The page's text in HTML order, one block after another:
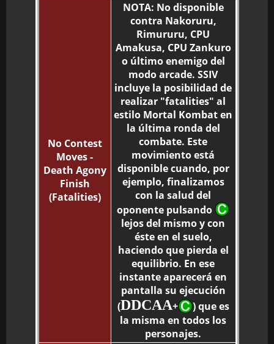
No Contest
Moves -
Death Agony
Finish
(Fatalities)
NOTA: No disponible
contra Nakoruru,
Rimururu, CPU
Amakusa, CPU Zankuro
o último enemigo del
modo arcade. SSIV
incluye la posibilidad de
realizar "fatalities" al
estilo Mortal Kombat en
la última ronda del
combate. Este
movimiento está
disponible cuando, por
ejemplo, finalizamos
con la salud del
oponente pulsando
lejos del mismo y con
éste en el suelo,
haciendo que pierda el
equilibrio. En ese
instante aparecerá en
pantalla su ejecución
(DDCAA+
) que es
la misma en todos los
personajes.